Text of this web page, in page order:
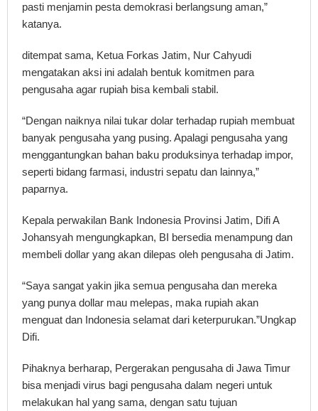
pasti menjamin pesta demokrasi berlangsung aman,”
katanya.
ditempat sama, Ketua Forkas Jatim, Nur Cahyudi
mengatakan aksi ini adalah bentuk komitmen para
pengusaha agar rupiah bisa kembali stabil.
“Dengan naiknya nilai tukar dolar terhadap rupiah membuat
banyak pengusaha yang pusing. Apalagi pengusaha yang
menggantungkan bahan baku produksinya terhadap impor,
seperti bidang farmasi, industri sepatu dan lainnya,”
paparnya.
Kepala perwakilan Bank Indonesia Provinsi Jatim, Difi A
Johansyah mengungkapkan, BI bersedia menampung dan
membeli dollar yang akan dilepas oleh pengusaha di Jatim.
“Saya sangat yakin jika semua pengusaha dan mereka
yang punya dollar mau melepas, maka rupiah akan
menguat dan Indonesia selamat dari keterpurukan.”Ungkap
Difi.
Pihaknya berharap, Pergerakan pengusaha di Jawa Timur
bisa menjadi virus bagi pengusaha dalam negeri untuk
melakukan hal yang sama, dengan satu tujuan